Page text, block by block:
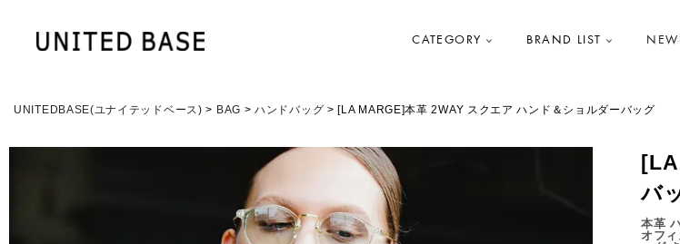
CATEGORY BRAND LIST
UNITEDBASE(ユナイテッドベース) BAG ハンドバッグ [LA MARGE]本革 2WAY スクエア ハンド＆ショルダーバッグ
本革
オフ
バ